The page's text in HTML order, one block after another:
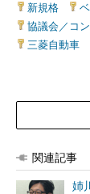
新規格
協議会／コ
三菱自動車
関連記事
姉